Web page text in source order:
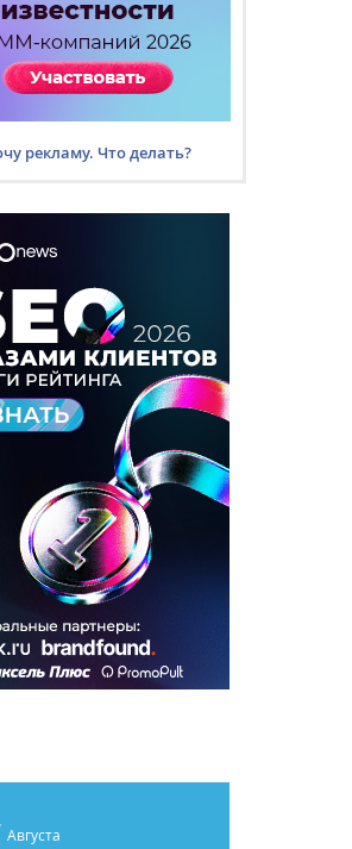
рекламу. Что делать?
Августа